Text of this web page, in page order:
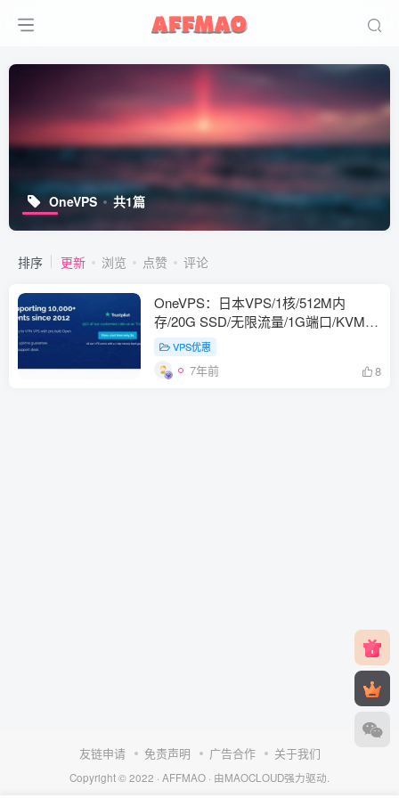
OneVPS 共1篇
排序 更新 浏览 点赞 评论
OneVPS：日本VPS/1核/512M内
存/20G SSD/无限流量/1G端口/KVM/
月付$9/M247机房
VPS优惠
7年前 8
友链申请 免责声明 广告合作 关于我们
Copyright © 2022 · AFFMAO · 由MAOCLOUD强力驱动.